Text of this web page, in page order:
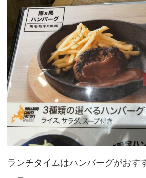
ランチタイムはハンバーグがおす